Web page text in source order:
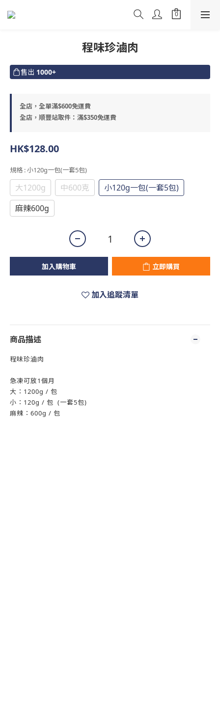
程味珍滷肉
售出 1000+
全店，全單滿$600免運費
全店，順豐站取件：滿$350免運費
HK$128.00
規格 : 小120g一包(一套5包)
大1200g 中600克
小120g一包(一套5包)
麻辣600g
加入購物車 立即購買
加入追蹤清單
商品描述
程味珍滷肉
急凍可放1個月
大：1200g / 包
小：120g / 包 (一套5包)
麻辣：600g / 包